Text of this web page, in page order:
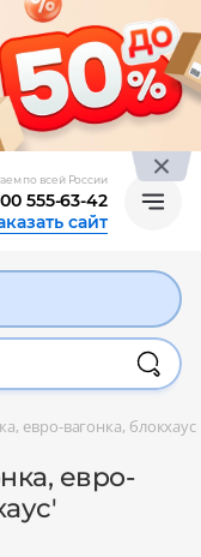
по всей России
555-63-42
сайт
евро-вагонка, блокхаус
евро-